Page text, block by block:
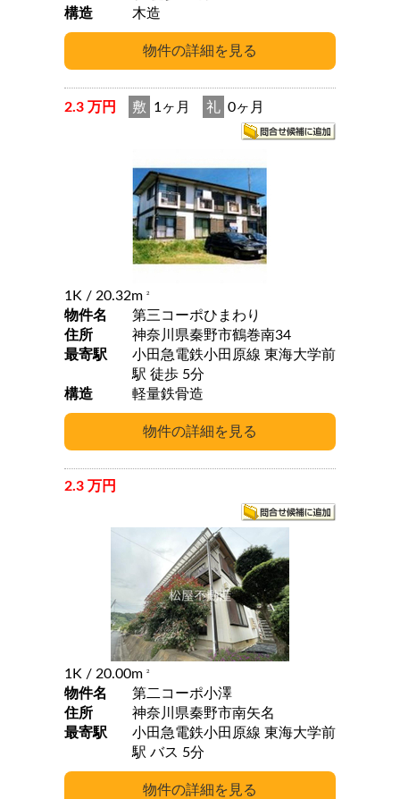
構造
木造
2.3 万円 敷 1ヶ月 礼 0ヶ月
1K / 20.32m 2
物件名
第三コーポひまわり
住所
神奈川県秦野市鶴巻南34
最寄駅
小田急電鉄小田原線 東海大学前
駅 徒歩 5分
構造
軽量鉄骨造
2.3 万円
1K / 20.00m 2
物件名
第二コーポ小澤
住所
神奈川県秦野市南矢名
最寄駅
小田急電鉄小田原線 東海大学前
駅 バス 5分